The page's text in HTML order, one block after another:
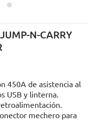
N-CARRY
450A de asistencia al
USB y linterna.
mechero para